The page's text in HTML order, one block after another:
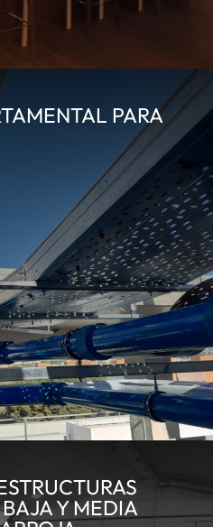
PARA
Y MEDIA